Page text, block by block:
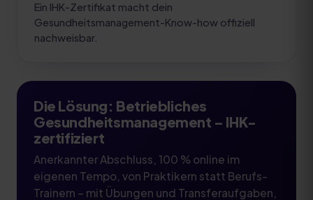
Ein IHK-Zertifikat macht dein
Gesundheitsmanagement-Know-how offiziell
nachweisbar.
Die Lösung: Betriebliches
Gesundheitsmanagement – IHK-
zertifiziert
Anerkannter Abschluss, 100 % online im
eigenen Tempo, von Praktikern statt Berufs-
Trainern – mit Übungen und Transferaufgaben,